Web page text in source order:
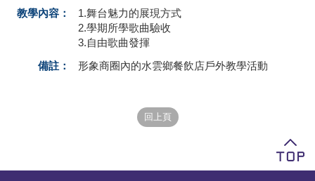
網路選課
教學內容：
1.舞台魅力的展現方式
2.學期所學歌曲驗收
3.自由歌曲發揮
備註：
形象商圈內的水雲鄉餐飲店戶外教學活動